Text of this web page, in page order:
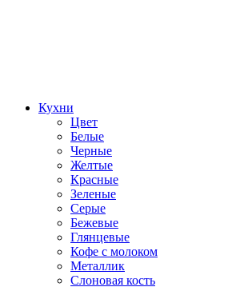
Кухни
Цвет
Белые
Черные
Желтые
Красные
Зеленые
Серые
Бежевые
Глянцевые
Кофе с молоком
Металлик
Слоновая кость